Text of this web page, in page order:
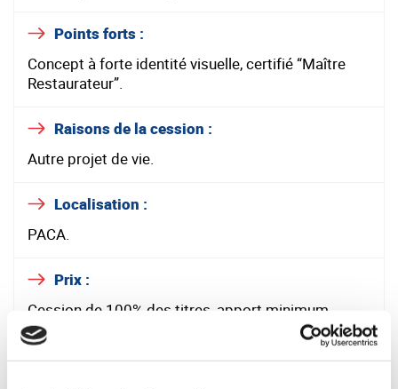
Points forts :
Concept à forte identité visuelle, certifié “Maître
Restaurateur”.
Raisons de la cession :
Autre projet de vie.
Localisation :
PACA.
Prix :
Cession de 100% des titres, apport minimum
450K€.